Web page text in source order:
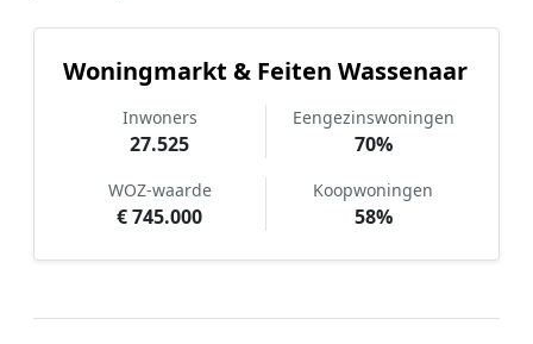
Woningmarkt & Feiten Wassenaar
Inwoners
27.525
Eengezinswoningen
70%
WOZ-waarde
€ 745.000
Koopwoningen
58%